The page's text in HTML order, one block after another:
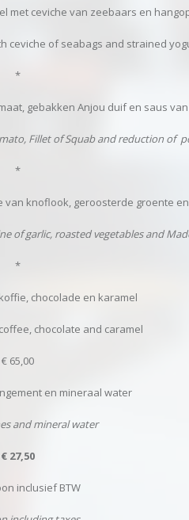
met ceviche van zeebaars en
ceviche of seabags and strained
*
gebakken Anjou duif en saus
Fillet of Squab and reduction of
*
van knoflook, geroosterde groente
of garlic, roasted vegetables and
*
chocolade en karamel
chocolate and caramel
€ 65,00
en mineraal water
and mineral water
€ 27,50
inclusief BTW